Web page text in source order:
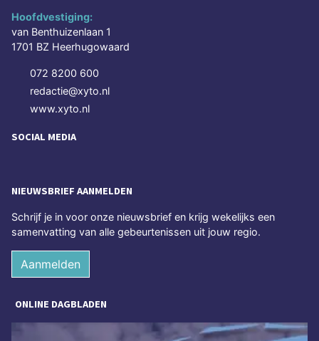
Hoofdvestiging:
van Benthuizenlaan 1
1701 BZ Heerhugowaard
072 8200 600
redactie@xyto.nl
www.xyto.nl
SOCIAL MEDIA
NIEUWSBRIEF AANMELDEN
Schrijf je in voor onze nieuwsbrief en krijg wekelijks een
samenvatting van alle gebeurtenissen uit jouw regio.
Aanmelden
ONLINE DAGBLADEN